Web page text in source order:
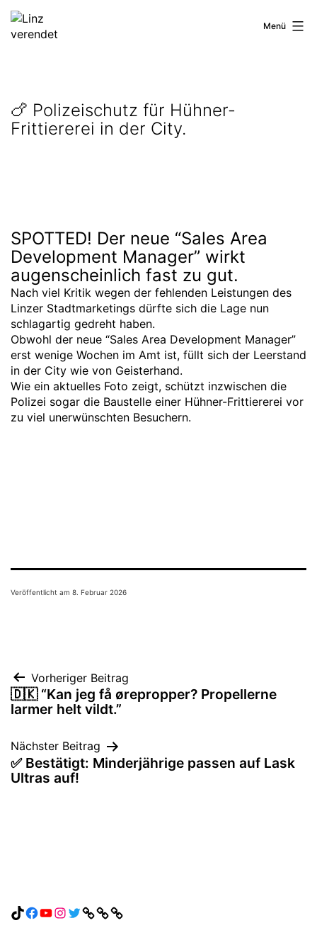
Zum
Inhalt
springen
Linz
verendet
Menü
🍗 Polizeischutz für Hühner-
Frittiererei in der City.
SPOTTED! Der neue “Sales Area
Development Manager” wirkt
augenscheinlich fast zu gut.
Nach viel Kritik wegen der fehlenden Leistungen des
Linzer Stadtmarketings dürfte sich die Lage nun
schlagartig gedreht haben.
Obwohl der neue “Sales Area Development Manager”
erst wenige Wochen im Amt ist, füllt sich der Leerstand
in der City wie von Geisterhand.
Wie ein aktuelles Foto zeigt, schützt inzwischen die
Polizei sogar die Baustelle einer Hühner-Frittiererei vor
zu viel unerwünschten Besuchern.
Veröffentlicht am 8. Februar 2026
Beitragsnavigation
Vorheriger Beitrag
🇩🇰 “Kan jeg få ørepropper? Propellerne
larmer helt vildt.”
Nächster Beitrag
✅ Bestätigt: Minderjährige passen auf Lask
Ultras auf!
TikTok
Facebook
YouTube
Instagram
Twitter
LinkLinkLink